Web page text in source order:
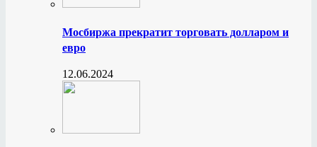
Мосбиржа прекратит торговать долларом и
евро
12.06.2024